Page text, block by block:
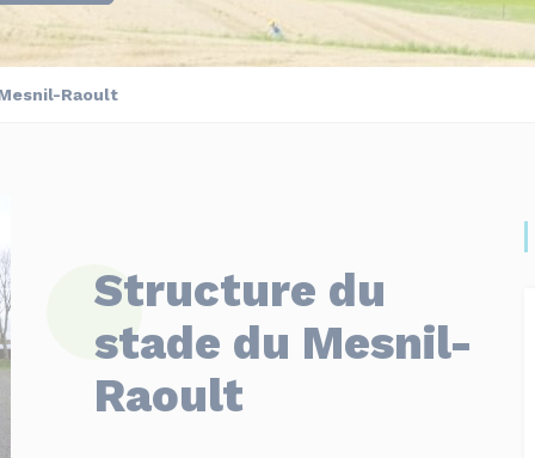
Raoult
Structure du
stade du Mesnil-
Raoult